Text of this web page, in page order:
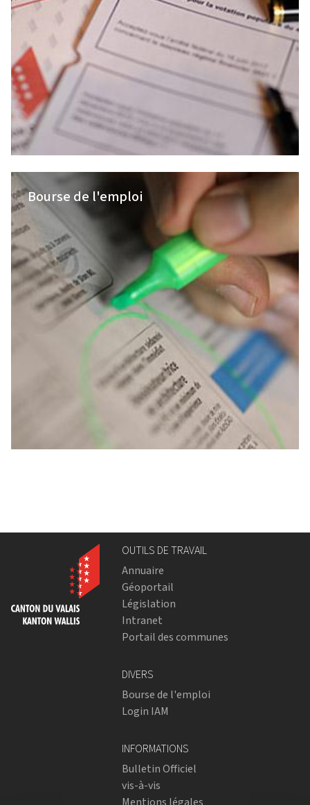
Bourse de l'emploi
OUTILS DE TRAVAIL
Annuaire
Géoportail
Législation
Intranet
Portail des communes
DIVERS
Bourse de l'emploi
Login IAM
INFORMATIONS
Bulletin Officiel
vis-à-vis
Mentions légales